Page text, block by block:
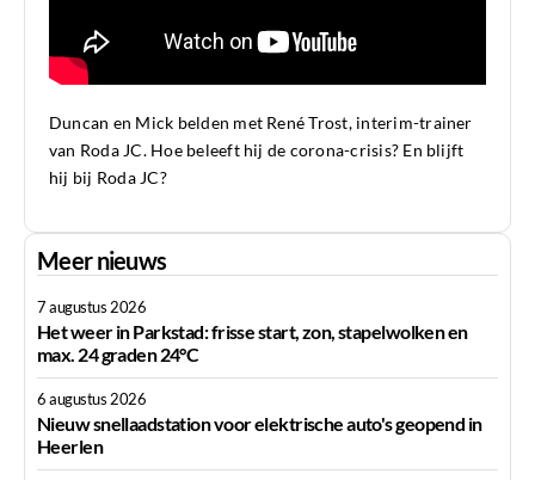
Duncan en Mick belden met René Trost, interim-trainer
van Roda JC. Hoe beleeft hij de corona-crisis? En blijft
hij bij Roda JC?
Meer nieuws
7 augustus 2026
Het weer in Parkstad: frisse start, zon, stapelwolken en
max. 24 graden 24°C
6 augustus 2026
Nieuw snellaadstation voor elektrische auto's geopend in
Heerlen